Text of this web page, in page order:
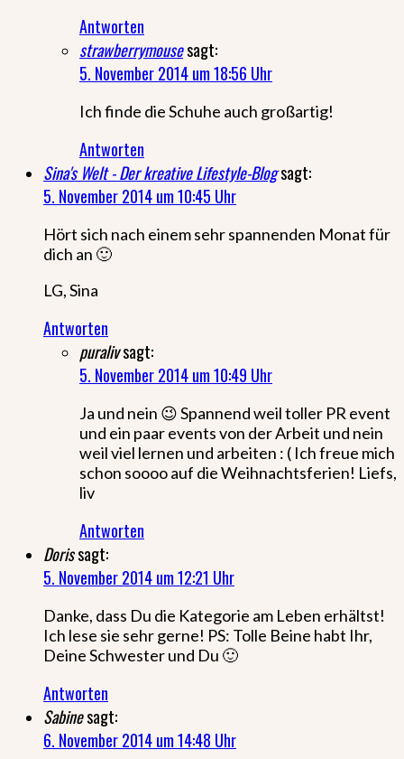
Antworten
strawberrymousesagt:
5. November 2014 um 18:56 Uhr
Ich finde die Schuhe auch großartig!
Antworten
Sina's Welt - Der kreative Lifestyle-Blogsagt:
5. November 2014 um 10:45 Uhr
Hört sich nach einem sehr spannenden Monat für
dich an 🙂
LG, Sina
Antworten
puralivsagt:
5. November 2014 um 10:49 Uhr
Ja und nein 😉 Spannend weil toller PR event
und ein paar events von der Arbeit und nein
weil viel lernen und arbeiten : ( Ich freue mich
schon soooo auf die Weihnachtsferien! Liefs,
liv
Antworten
Dorissagt:
5. November 2014 um 12:21 Uhr
Danke, dass Du die Kategorie am Leben erhältst!
Ich lese sie sehr gerne! PS: Tolle Beine habt Ihr,
Deine Schwester und Du 🙂
Antworten
Sabinesagt:
6. November 2014 um 14:48 Uhr